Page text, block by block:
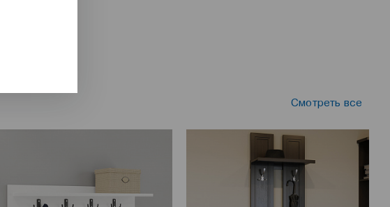
Смотреть все